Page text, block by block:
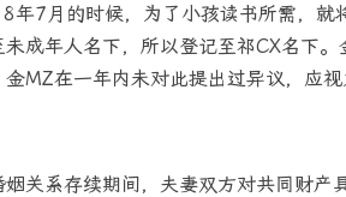
年7月的时候，为了小孩读书所需，就
未成年人名下，所以登记至祁CX名下
MZ在一年内未对此提出过异议，应视
关系存续期间，夫妻双方对共同财产